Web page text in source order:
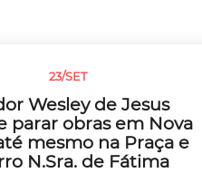
23/SET
Wesley de Jesus
parar obras em Nova
mesmo na Praça e
N.Sra. de Fátima